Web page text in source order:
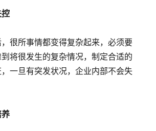
很所事情都变得复杂起来，必须要
将很发生的复杂情况，制定合适的
一旦有突发状况，企业内部不会失